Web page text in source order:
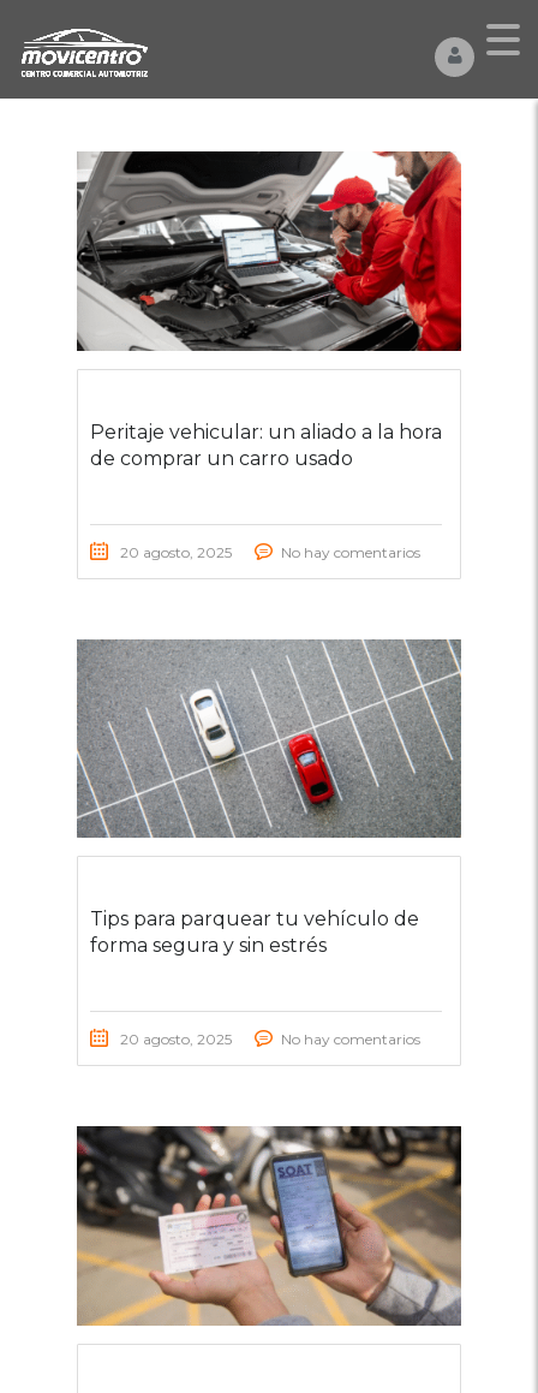
Peritaje vehicular: un aliado a la hora
de comprar un carro usado
20 agosto, 2025 No hay comentarios
Tips para parquear tu vehículo de
forma segura y sin estrés
20 agosto, 2025 No hay comentarios